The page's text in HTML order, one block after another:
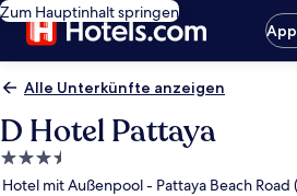
Zum Hauptinhalt springen
Alle Unterkünfte anzeigen
D Hotel Pattaya
3.5-
Sterne-
Hotel mit Außenpool - Pattaya Beach Road